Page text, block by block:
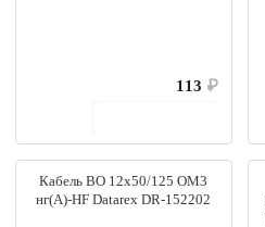
113 ₽
Кабель ВО 12x50/125 OM3
нг(А)-HF Datarex DR-152202